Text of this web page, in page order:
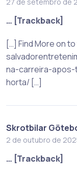
… [Trackback]
[…] Find More on
na-carreira-apos-
horta/ […]
Skrotbilar
2 de outubro de
… [Trackback]